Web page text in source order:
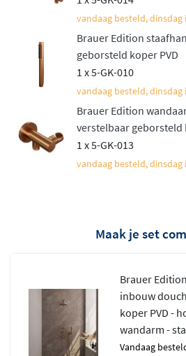
inbouwdelen maken de installatie
Trendy afwerkingen
interieur
De Brauer Edition thermostatische
beschikbaar in verschillende
mat zwart, geborsteld RVS PVD,
geborsteld goud PVD en geborsteld
geborstelde PVD-afwerkingen zijn
De set bevat een gladde ABS
met standaard 1/2" aansluitingen
wandaansluitbocht. De
vandaag besteld, dinsdag
Brauer Edition
geborsteld koper PVD
1 x 5-GK-010
vandaag besteld, dinsdag
Brauer Edition
verstelbaar geborsteld
1 x 5-GK-013
vandaag besteld, dinsdag
Maak je set
Brauer
inbouw
koper PVD -
wandarm -
vandaag